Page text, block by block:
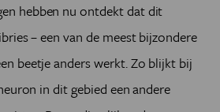
hebben nu ontdekt dat dit
– een van de meest bijzondere
beetje anders werkt. Zo blijkt bij
in dit gebied een andere